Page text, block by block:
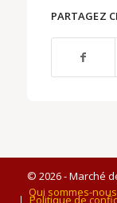
PARTAGEZ
© 2026 - Marché
Qui sommes-
Politique de